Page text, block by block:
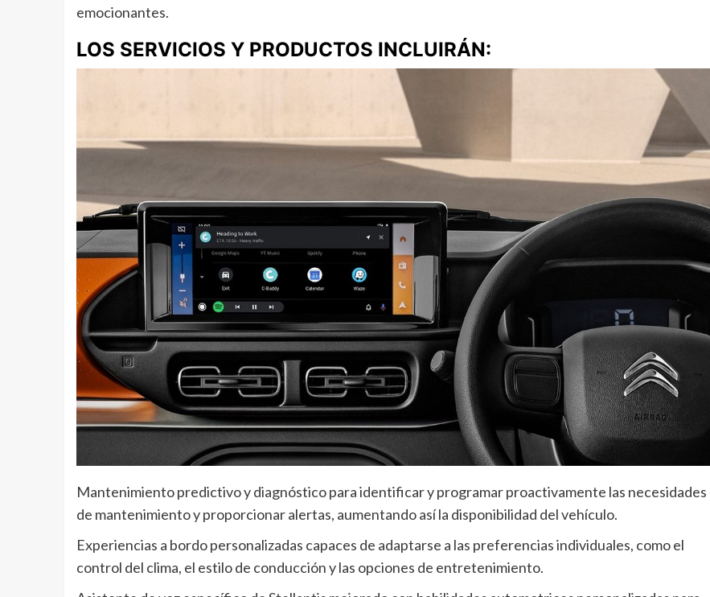
emocionantes.
LOS SERVICIOS Y PRODUCTOS INCLUIRÁN:
Mantenimiento predictivo y diagnóstico para identificar y programar proactivamente las necesidades
de mantenimiento y proporcionar alertas, aumentando así la disponibilidad del vehículo.
Experiencias a bordo personalizadas capaces de adaptarse a las preferencias individuales, como el
control del clima, el estilo de conducción y las opciones de entretenimiento.